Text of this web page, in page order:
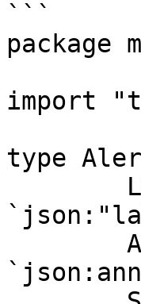
```
package
import
type